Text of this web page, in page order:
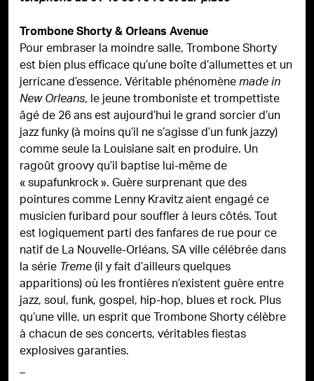
Trombone Shorty & Orleans Avenue
Pour embraser la moindre salle, Trombone Shorty
est bien plus efficace qu’une boîte d’allumettes et un
jerricane d’essence. Véritable phénomènemade in
New Orleans, le jeune tromboniste et trompettiste
âgé de 26 ans est aujourd’hui le grand sorcier d’un
jazz funky (à moins qu’il ne s’agisse d’un funk jazzy)
comme seule la Louisiane sait en produire. Un
ragoût groovy qu’il baptise lui-même de
« supafunkrock ». Guère surprenant que des
pointures comme Lenny Kravitz aient engagé ce
musicien furibard pour souffler à leurs côtés. Tout
est logiquement parti des fanfares de rue pour ce
natif de La Nouvelle-Orléans, SA ville célébrée dans
la sérieTreme(il y fait d’ailleurs quelques
apparitions) où les frontières n’existent guère entre
jazz, soul, funk, gospel, hip-hop, blues et rock. Plus
qu’une ville, un esprit que Trombone Shorty célèbre
à chacun de ses concerts, véritables fiestas
explosives garanties.
_